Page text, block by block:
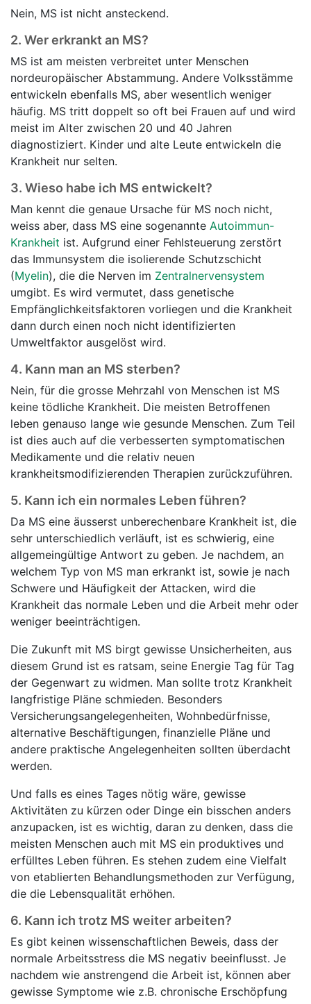
Nein, MS ist nicht ansteckend.
2. Wer erkrankt an MS?
MS ist am meisten verbreitet unter Menschen
nordeuropäischer Abstammung. Andere Volksstämme
entwickeln ebenfalls MS, aber wesentlich weniger
häufig. MS tritt doppelt so oft bei Frauen auf und wird
meist im Alter zwischen 20 und 40 Jahren
diagnostiziert. Kinder und alte Leute entwickeln die
Krankheit nur selten.
3. Wieso habe ich MS entwickelt?
Man kennt die genaue Ursache für MS noch nicht,
weiss aber, dass MS eine sogenannte Autoimmun-
Krankheit ist. Aufgrund einer Fehlsteuerung zerstört
das Immunsystem die isolierende Schutzschicht
(Myelin), die die Nerven im Zentralnervensystem
umgibt. Es wird vermutet, dass genetische
Empfänglichkeitsfaktoren vorliegen und die Krankheit
dann durch einen noch nicht identifizierten
Umweltfaktor ausgelöst wird.
4. Kann man an MS sterben?
Nein, für die grosse Mehrzahl von Menschen ist MS
keine tödliche Krankheit. Die meisten Betroffenen
leben genauso lange wie gesunde Menschen. Zum Teil
ist dies auch auf die verbesserten symptomatischen
Medikamente und die relativ neuen
krankheitsmodifizierenden Therapien zurückzuführen.
5. Kann ich ein normales Leben führen?
Da MS eine äusserst unberechenbare Krankheit ist, die
sehr unterschiedlich verläuft, ist es schwierig, eine
allgemeingültige Antwort zu geben. Je nachdem, an
welchem Typ von MS man erkrankt ist, sowie je nach
Schwere und Häufigkeit der Attacken, wird die
Krankheit das normale Leben und die Arbeit mehr oder
weniger beeinträchtigen.
Die Zukunft mit MS birgt gewisse Unsicherheiten, aus
diesem Grund ist es ratsam, seine Energie Tag für Tag
der Gegenwart zu widmen. Man sollte trotz Krankheit
langfristige Pläne schmieden. Besonders
Versicherungsangelegenheiten, Wohnbedürfnisse,
alternative Beschäftigungen, finanzielle Pläne und
andere praktische Angelegenheiten sollten überdacht
werden.
Und falls es eines Tages nötig wäre, gewisse
Aktivitäten zu kürzen oder Dinge ein bisschen anders
anzupacken, ist es wichtig, daran zu denken, dass die
meisten Menschen auch mit MS ein produktives und
erfülltes Leben führen. Es stehen zudem eine Vielfalt
von etablierten Behandlungsmethoden zur Verfügung,
die die Lebensqualität erhöhen.
6. Kann ich trotz MS weiter arbeiten?
Es gibt keinen wissenschaftlichen Beweis, dass der
normale Arbeitsstress die MS negativ beeinflusst. Je
nachdem wie anstrengend die Arbeit ist, können aber
gewisse Symptome wie z.B. chronische Erschöpfung